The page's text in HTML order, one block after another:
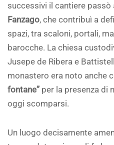
successivi il cantiere passò
Fanzago, che contribuì a
spazi, tra scaloni, portali,
barocche. La chiesa
Jusepe de Ribera e
monastero era noto anche
fontane” per la presenza di
oggi scomparsi.
Un luogo decisamente